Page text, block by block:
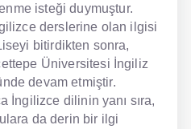
isteği duymuştur.
derslerine olan ilgisi
bitirdikten sonra,
Üniversitesi İngiliz
devam etmiştir.
İngilizce dilinin yanı sıra,
da derin bir ilgi